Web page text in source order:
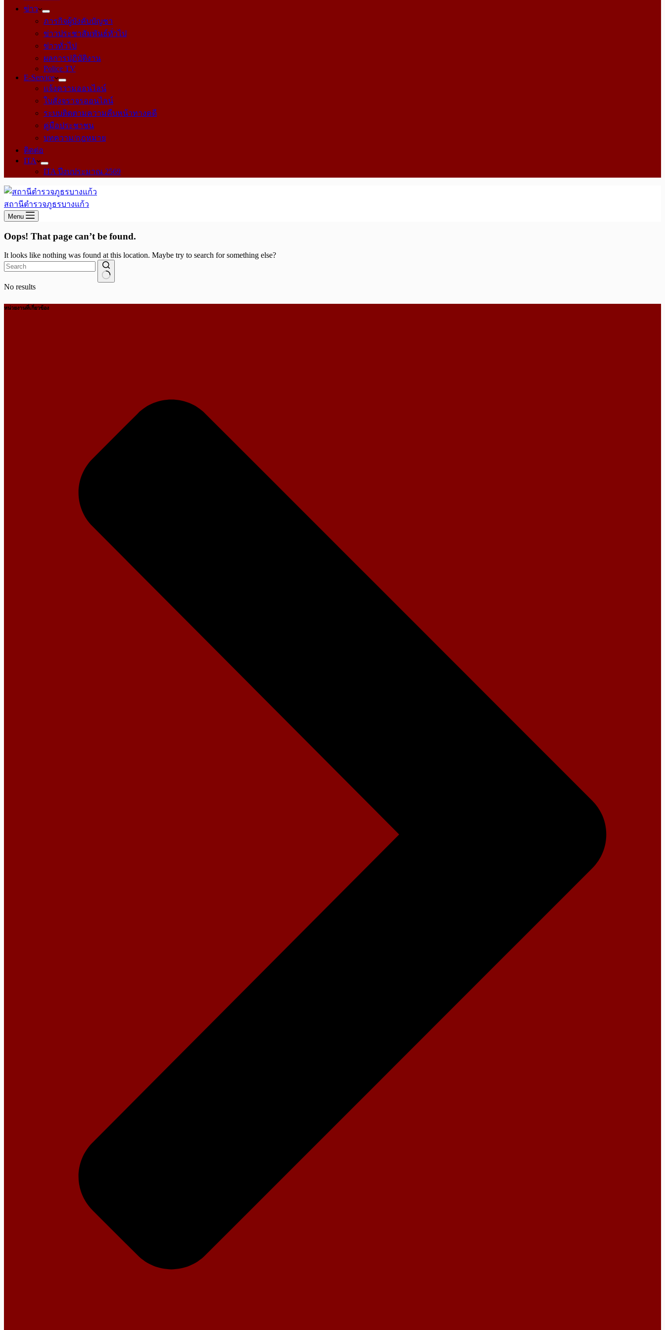
ข่าว
ภารกิจผู้บังคับบัญชา
ข่าวประชาสัมพันธ์ทั่วไป
ข่าวทั่วไป
ผลการปฏิบัติงาน
Police TV
E-Service
แจ้งความออนไลน์
ใบสั่งจราจรออนไลน์
ระบบติดตามความคืบหน้าทางคดี
คู่มือประชาชน
บทความ/กฎหมาย
ติดต่อ
ITA
ITA ปีงบประมาณ 2569
สถานีตำรวจภูธรบางแก้ว
Menu
Oops! That page can’t be found.
It looks like nothing was found at this location. Maybe try to search for something else?
No results
หน่วยงานที่เกี่ยวข้อง